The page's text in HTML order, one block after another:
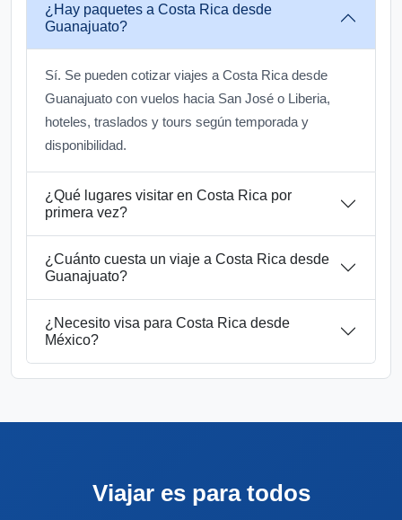
¿Hay paquetes a Costa Rica desde
Guanajuato?
Sí. Se pueden cotizar viajes a Costa Rica desde
Guanajuato con vuelos hacia San José o Liberia,
hoteles, traslados y tours según temporada y
disponibilidad.
¿Qué lugares visitar en Costa Rica por
primera vez?
¿Cuánto cuesta un viaje a Costa Rica desde
Guanajuato?
¿Necesito visa para Costa Rica desde
México?
Viajar es para todos